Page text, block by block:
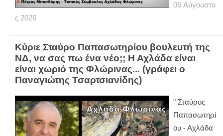
06 Αύγουστο
ς 2026
Κύριε Σταύρο Παπασωτηρίου βουλευτή της
ΝΔ, να σας πω ένα νέο;; Η Αχλάδα είναι
είναι χωριό της Φλώρινας... (γράφει ο
Παναγιώτης Τσαρτσιανίδης)
" Σταύρος
Παπασωτηρί
ου - Αχλάδα